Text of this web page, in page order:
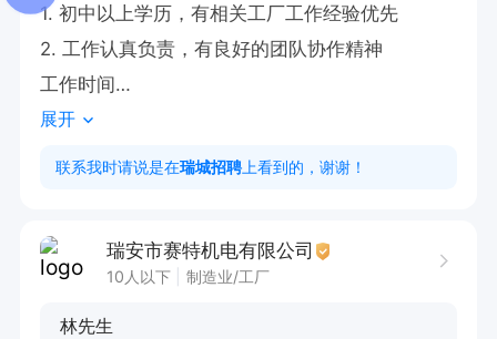
1. 初中以上学历，有相关工厂工作经验优先
2. 工作认真负责，有良好的团队协作精神
工作时间
早8:30-11:30，下午13:00-18：00   有餐补 月休
2天  工作积极有晋升空间
展开
联系我时请说是在瑞城招聘 上看到的，谢谢！
瑞安市赛特机电有限公司
10人以下 制造业/工厂
林先生